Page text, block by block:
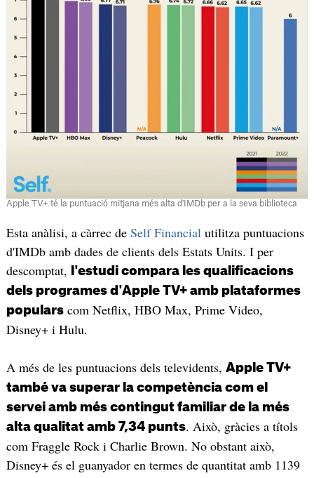
Apple TV+ té la puntuació mitjana més alta d'IMDb per a la seva biblioteca
Esta anàlisi, a càrrec de Self Financialutilitza puntuacions
d'IMDb amb dades de clients dels Estats Units. I per
descomptat,
l'estudi compara les qualificacions
dels programes d'Apple TV+ amb plataformes
popularscom Netflix, HBO Max, Prime Video,
Disney+ i Hulu.
A més de les puntuacions dels televidents, Apple TV+
també va superar la competència com el
servei amb més contingut familiar de la més
alta qualitat amb 7,34 punts. Això, gràcies a títols
com Fraggle Rock i Charlie Brown. No obstant això,
Disney+ és el guanyador en termes de quantitat amb 1139